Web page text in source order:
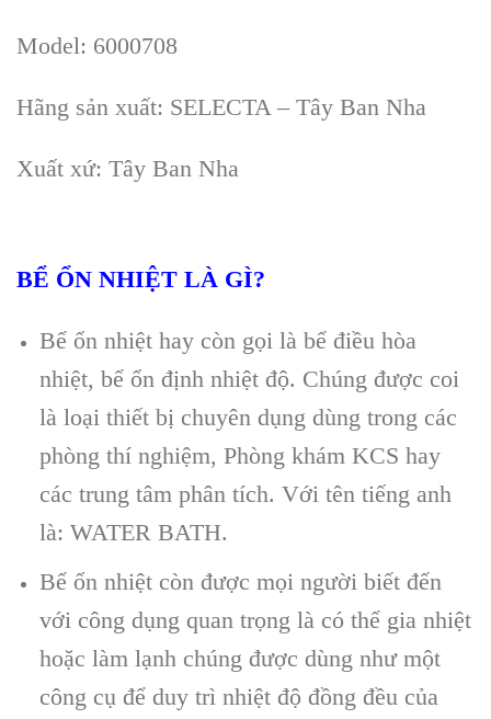
Model: 6000708
Hãng sản xuất: SELECTA – Tây Ban Nha
Xuất xứ: Tây Ban Nha
BỂ ỔN NHIỆT LÀ GÌ?
Bể ổn nhiệt hay còn gọi là bể điều hòa
nhiệt, bể ổn định nhiệt độ. Chúng được coi
là loại thiết bị chuyên dụng dùng trong các
phòng thí nghiệm, Phòng khám KCS hay
các trung tâm phân tích. Với tên tiếng anh
là: WATER BATH.
Bể ổn nhiệt còn được mọi người biết đến
với công dụng quan trọng là có thể gia nhiệt
hoặc làm lạnh chúng được dùng như một
công cụ để duy trì nhiệt độ đồng đều của